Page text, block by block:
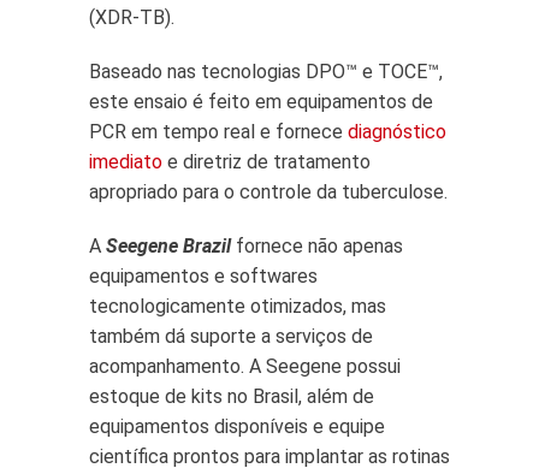
(XDR-TB).
Baseado nas tecnologias DPO™ e TOCE™,
este ensaio é feito em equipamentos de
PCR em tempo real e fornece diagnóstico
imediato e diretriz de tratamento
apropriado para o controle da tuberculose.
A Seegene Brazilfornece não apenas
equipamentos e softwares
tecnologicamente otimizados, mas
também dá suporte a serviços de
acompanhamento. A Seegene possui
estoque de kits no Brasil, além de
equipamentos disponíveis e equipe
científica prontos para implantar as rotinas